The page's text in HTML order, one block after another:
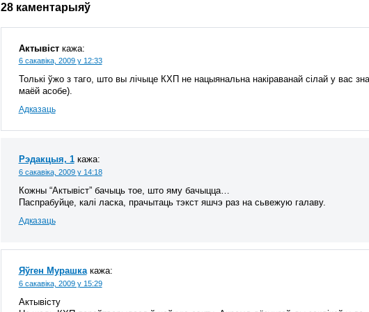
28 каментарыяў
Актывіст кажа:
6 сакавіка, 2009 у 12:33
Толькі ўжо з таго, што вы лічыце КХП не нацыянальна накіраванай сілай у вас
маёй асобе).
Адказаць
Рэдакцыя, 1 кажа:
6 сакавіка, 2009 у 14:18
Кожны “Актывіст” бачыць тое, што яму бачыцца…
Паспрабуйце, калі ласка, прачытаць тэкст яшчэ раз на сьвежую галаву.
Адказаць
Яўген Мурашка кажа:
6 сакавіка, 2009 у 15:29
Актывісту